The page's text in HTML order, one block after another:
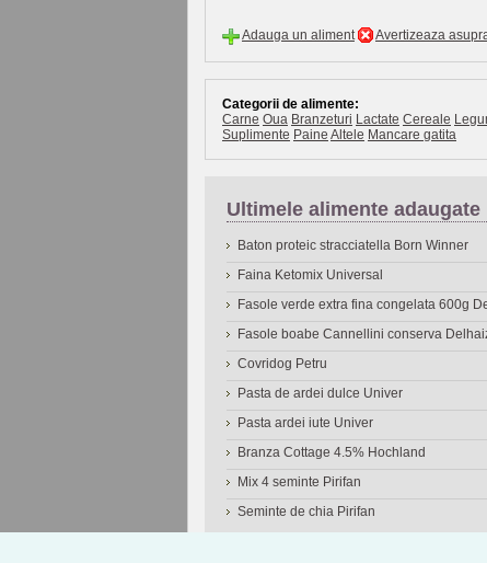
Adauga un aliment Avertizeaza
Categorii de alimente:
Carne Oua Branzeturi Lactate Cereale
Suplimente Paine Altele Mancare gatita
Ultimele alimente adaugate
Baton proteic stracciatella Born Winner
Faina Ketomix Universal
Fasole verde extra fina congelata 600g
Fasole boabe Cannellini conserva
Covridog Petru
Pasta de ardei dulce Univer
Pasta ardei iute Univer
Branza Cottage 4.5% Hochland
Mix 4 seminte Pirifan
Seminte de chia Pirifan